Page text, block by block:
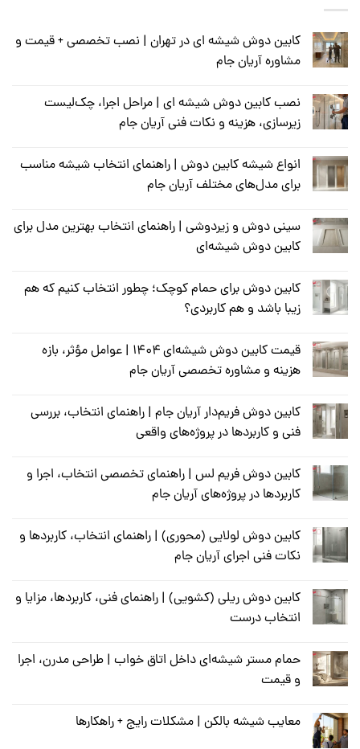
کابین دوش شیشه ای در تهران | نصب تخصصی + قیمت و
مشاوره آریان جام
نصب کابین دوش شیشه ای | مراحل اجرا، چک‌لیست
زیرسازی، هزینه و نکات فنی آریان جام
انواع شیشه کابین دوش | راهنمای انتخاب شیشه مناسب
برای مدل‌های مختلف آریان جام
سینی دوش و زیر‌دوشی | راهنمای انتخاب بهترین مدل برای
کابین دوش شیشه‌ای
کابین دوش برای حمام کوچک؛ چطور انتخاب کنیم که هم
زیبا باشد و هم کاربردی؟
قیمت کابین دوش شیشه‌ای ۱۴۰۴ | عوامل مؤثر، بازه
هزینه و مشاوره تخصصی آریان جام
کابین دوش فریم‌دار آریان جام | راهنمای انتخاب، بررسی
فنی و کاربردها در پروژه‌های واقعی
کابین دوش فریم لس | راهنمای تخصصی انتخاب، اجرا و
کاربردها در پروژه‌های آریان جام
کابین دوش لولایی (محوری) | راهنمای انتخاب، کاربردها و
نکات فنی اجرای آریان جام
کابین دوش ریلی (کشویی) | راهنمای فنی، کاربردها، مزایا و
انتخاب درست
حمام مستر شیشه‌ای داخل اتاق خواب | طراحی مدرن، اجرا
و قیمت
معایب شیشه بالکن | مشکلات رایج + راهکارها